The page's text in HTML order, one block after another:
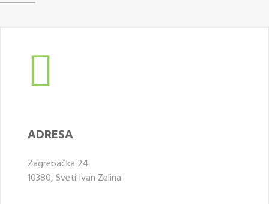
ADRESA
Zagrebačka 24
10380, Sveti Ivan Zelina